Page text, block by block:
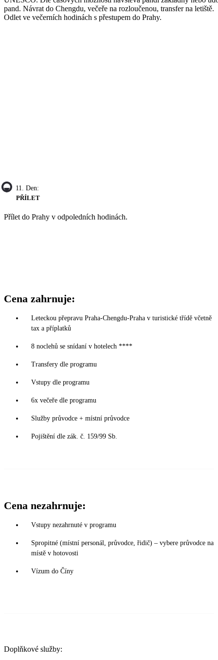
pand. Návrat do Chengdu, večeře na rozloučenou, transfer na letiště.
Odlet ve večerních hodinách s přestupem do Prahy.
11. Den:
PŘÍLET
Přílet do Prahy v odpoledních hodinách.
Cena zahrnuje:
Leteckou přepravu Praha-Chengdu-Praha v turistické třídě včetně
tax a příplatků
8 noclehů se snídaní v hotelech ****
Transfery dle programu
Vstupy dle programu
6x večeře dle programu
Služby průvodce + místní průvodce
Pojištění dle zák. č. 159/99 Sb.
Cena nezahrnuje:
Vstupy nezahrnuté v programu
Spropitné (místní personál, průvodce, řidič) – vybere průvodce na
místě v hotovosti
Vízum do Číny
Doplňkové služby: